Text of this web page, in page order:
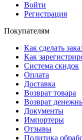
Войти
Регистрация
Покупателям
Как сделать
Как
Система скидок
Оплата
Доставка
Возврат товара
Возврат
Документы
Импортеры
Отзывы
Политика